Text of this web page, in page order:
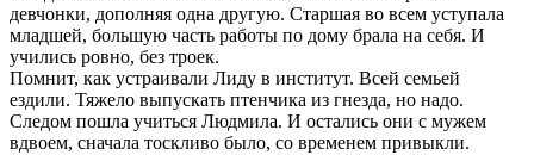
девчонки, дополняя одна другую. Старшая во всем уступала
младшей, большую часть работы по дому брала на себя. И
учились ровно, без троек.
Помнит, как устраивали Лиду в институт. Всей семьей
ездили. Тяжело выпускать птенчика из гнезда, но надо.
Следом пошла учиться Людмила. И остались они с мужем
вдвоем, сначала тоскливо было, со временем привыкли.